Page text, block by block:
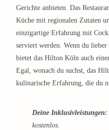
Gerichte anbieten. Das
Küche mit regionalen Zutaten
einzigartige Erfahrung mit
serviert werden. Wenn du
bietet das Hilton Köln auch
Egal, wonach du suchst, das
kulinarische Erfahrung, die du
Deine Inklusivleistungen:
kostenlos.